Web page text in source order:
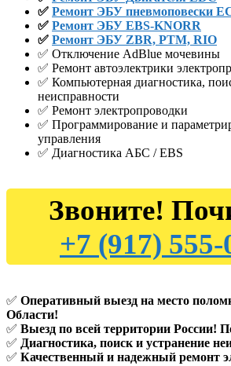
✅ Ремонт ЭБУ пневмоповески
✅ Ремонт ЭБУ EBS-KNORR
✅ Ремонт ЭБУ ZBR, PTM, RIO
✅ Отключение AdBlue мочевины
✅ Ремонт автоэлектрики
✅ Компьютерная диагностика,
неисправности
✅ Ремонт электропроводки
✅ Программирование и
управления
✅ Диагностика АБС / EBS
Звоните!
+7 (917) 555-
✅ Оперативный выезд на место
Области!
✅ Выезд по всей территории России!
✅ Диагностика, поиск и устранение
✅ Качественный и надежный ремонт